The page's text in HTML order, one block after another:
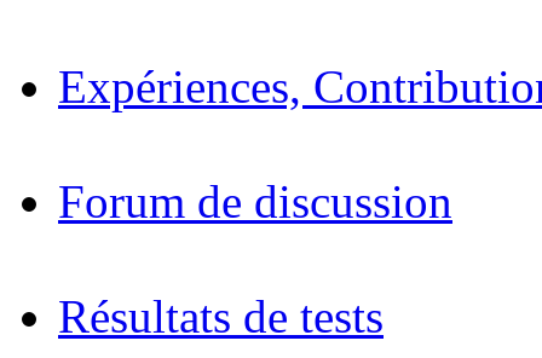
Expériences,
Forum de discussion
Résultats de tests